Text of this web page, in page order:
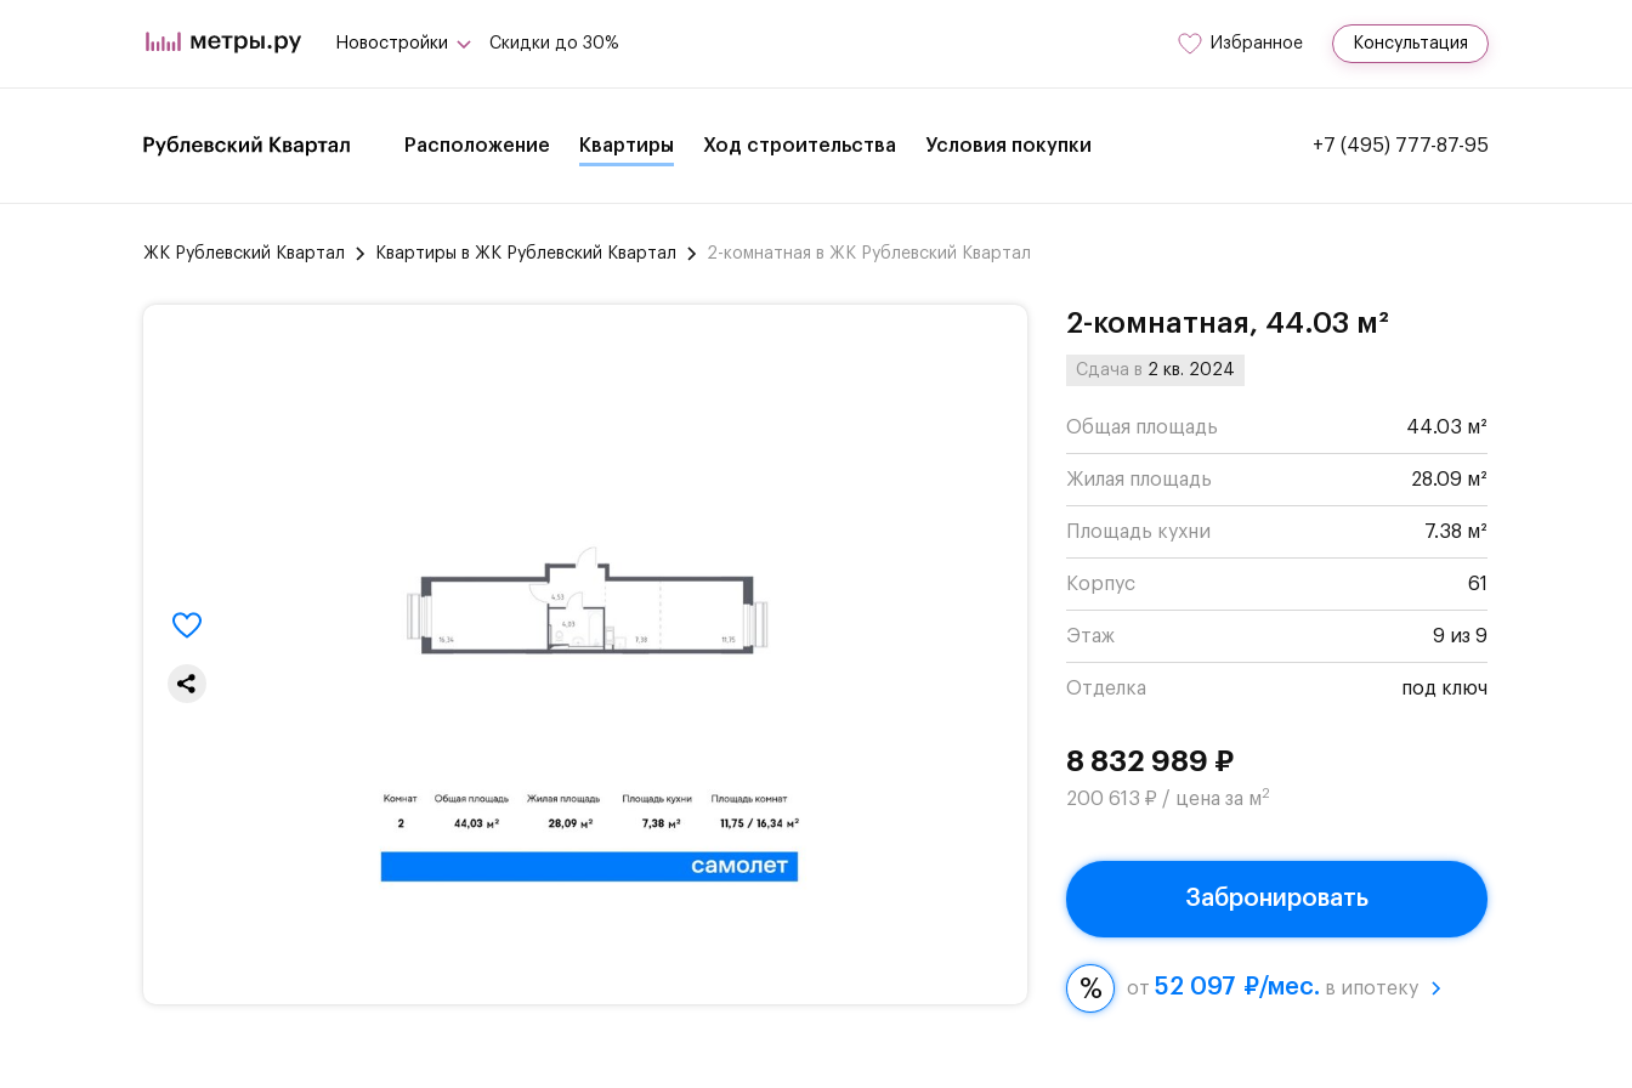
Новостройки Скидки до 30% Избранное Консультация
Расположение Квартиры Ход строительства Условия покупки +7 (495) 777-87-95
ЖК Рублевский Квартал Квартиры в ЖК Рублевский Квартал 2-комнатная в ЖК Рублевский Квартал
2-комнатная, 44.03 м²
Сдача в 2 кв. 2024
Общая площадь 44.03 м²
Жилая площадь 28.09 м²
Площадь кухни 7.38 м²
Корпус 61
Этаж 9 из 9
Отделка под ключ
8 832 989 ₽
200 613 ₽ / цена за м2
Забронировать
от 52 097 ₽/мес. в ипотеку